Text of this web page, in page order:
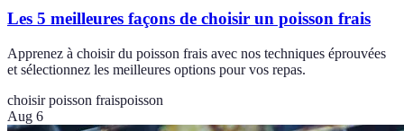
Les 5 meilleures façons de choisir un poisson frais
Apprenez à choisir du poisson frais avec nos techniques éprouvées
et sélectionnez les meilleures options pour vos repas.
choisir poisson fraispoisson
Aug 6